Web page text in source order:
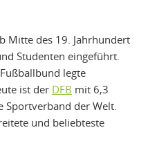
Mitte des 19. Jahrhundert
Studenten eingeführt.
legte
ist der DFB mit 6,3
der Welt.
und beliebteste